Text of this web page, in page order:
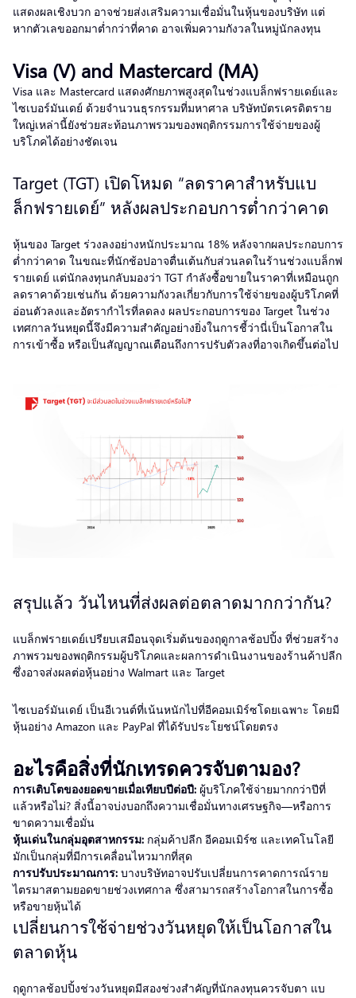
แสดงผลเชิงบวก อาจช่วยส่งเสริมความเชื่อมั่นในหุ้นของบริษัท แต่
หากตัวเลขออกมาต่ำกว่าที่คาด อาจเพิ่มความกังวลในหมู่นักลงทุน
Visa (V) and Mastercard (MA)
Visa และ Mastercard แสดงศักยภาพสูงสุดในช่วงแบล็กฟรายเดย์และ
ไซเบอร์มันเดย์ ด้วยจำนวนธุรกรรมที่มหาศาล บริษัทบัตรเครดิตราย
ใหญ่เหล่านี้ยังช่วยสะท้อนภาพรวมของพฤติกรรมการใช้จ่ายของผู้
บริโภคได้อย่างชัดเจน
Target (TGT) เปิดโหมด “ลดราคาสำหรับแบ
ล็กฟรายเดย์” หลังผลประกอบการต่ำกว่าคาด
หุ้นของ Target ร่วงลงอย่างหนักประมาณ 18% หลังจากผลประกอบการ
ต่ำกว่าคาด ในขณะที่นักช้อปอาจตื่นเต้นกับส่วนลดในร้านช่วงแบล็กฟ
รายเดย์ แต่นักลงทุนกลับมองว่า TGT กำลังซื้อขายในราคาที่เหมือนถูก
ลดราคาด้วยเช่นกัน ด้วยความกังวลเกี่ยวกับการใช้จ่ายของผู้บริโภคที่
อ่อนตัวลงและอัตรากำไรที่ลดลง ผลประกอบการของ Target ในช่วง
เทศกาลวันหยุดนี้จึงมีความสำคัญอย่างยิ่งในการชี้ว่านี่เป็นโอกาสใน
การเข้าซื้อ หรือเป็นสัญญาณเตือนถึงการปรับตัวลงที่อาจเกิดขึ้นต่อไป
สรุปแล้ว วันไหนที่ส่งผลต่อตลาดมากกว่ากัน?
แบล็กฟรายเดย์เปรียบเสมือนจุดเริ่มต้นของฤดูกาลช้อปปิ้ง ที่ช่วยสร้าง
ภาพรวมของพฤติกรรมผู้บริโภคและผลการดำเนินงานของร้านค้าปลีก
ซึ่งอาจส่งผลต่อหุ้นอย่าง Walmart และ Target
ไซเบอร์มันเดย์ เป็นอีเวนต์ที่เน้นหนักไปที่อีคอมเมิร์ซโดยเฉพาะ โดยมี
หุ้นอย่าง Amazon และ PayPal ที่ได้รับประโยชน์โดยตรง
อะไรคือสิ่งที่นักเทรดควรจับตามอง?
การเติบโตของยอดขายเมื่อเทียบปีต่อปี: ผู้บริโภคใช้จ่ายมากกว่าปีที่
แล้วหรือไม่? สิ่งนี้อาจบ่งบอกถึงความเชื่อมั่นทางเศรษฐกิจ—หรือการ
ขาดความเชื่อมั่น
หุ้นเด่นในกลุ่มอุตสาหกรรม: กลุ่มค้าปลีก อีคอมเมิร์ซ และเทคโนโลยี
มักเป็นกลุ่มที่มีการเคลื่อนไหวมากที่สุด
การปรับประมาณการ: บางบริษัทอาจปรับเปลี่ยนการคาดการณ์ราย
ไตรมาสตามยอดขายช่วงเทศกาล ซึ่งสามารถสร้างโอกาสในการซื้อ
หรือขายหุ้นได้
เปลี่ยนการใช้จ่ายช่วงวันหยุดให้เป็นโอกาสใน
ตลาดหุ้น
ฤดูกาลช้อปปิ้งช่วงวันหยุดมีสองช่วงสำคัญที่นักลงทุนควรจับตา แบ